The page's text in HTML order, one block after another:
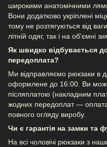
широкими анатомічними
Вони додатково укріплені
тому не розтягуються від
літній одяг, так і на об'ємні
Як швидко відбувається
передоплата?
Ми відправляємо рюкзаки в
оформлене до 16:00. Ви
післяплатою (накладним
жодних передоплат —
повного огляду виробу.
Чи є гарантія на замки та
На всі чоловічі рюкзаки з